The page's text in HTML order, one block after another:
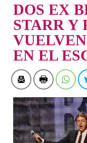
DOS EX
STARR Y
EN EL